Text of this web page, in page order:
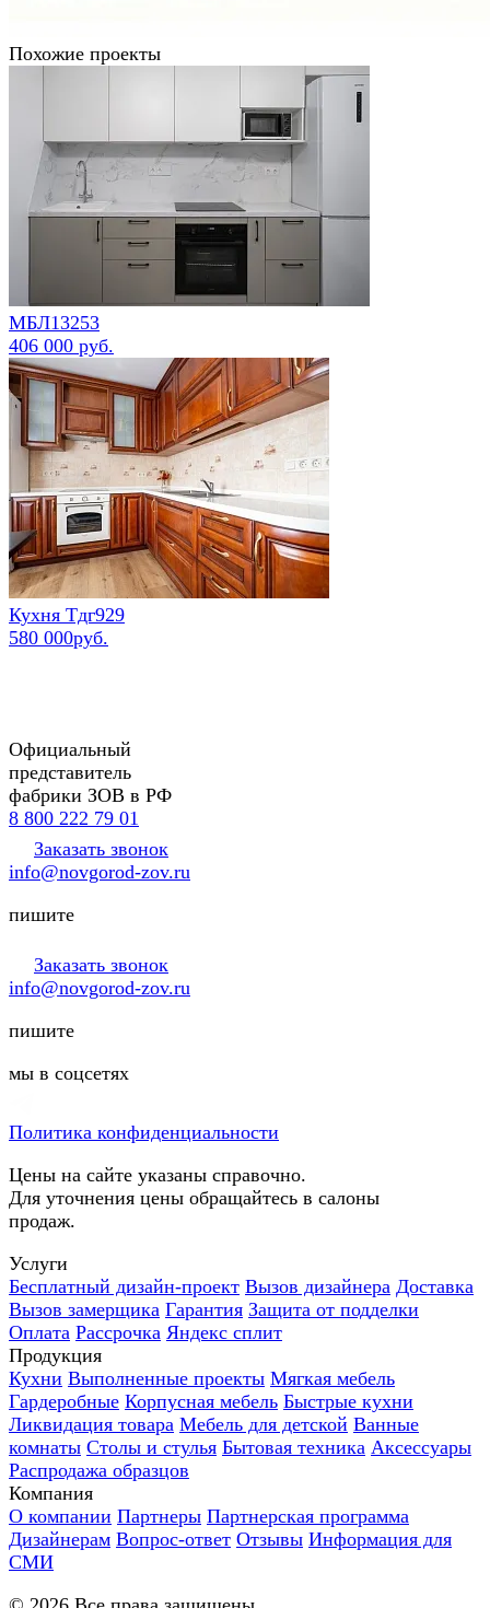
Похожие проекты
МБЛ13253
406 000 руб.
Кухня Тдг929
580 000руб.
Официальный
представитель
фабрики ЗОВ в РФ
8 800 222 79 01
Заказать звонок
info@novgorod-zov.ru
пишите
Заказать звонок
info@novgorod-zov.ru
пишите
мы в соцсетях
Политика конфиденциальности
Цены на сайте указаны справочно.
Для уточнения цены обращайтесь в салоны
продаж.
Услуги
Бесплатный дизайн-проект Вызов дизайнера Доставка
Вызов замерщика Гарантия Защита от подделки
Оплата Рассрочка Яндекс сплит
Продукция
Кухни Выполненные проекты Мягкая мебель
Гардеробные Корпусная мебель Быстрые кухни
Ликвидация товара Мебель для детской Ванные
комнаты Столы и стулья Бытовая техника Аксессуары
Распродажа образцов
Компания
О компании Партнеры Партнерская программа
Дизайнерам Вопрос-ответ Отзывы Информация для
СМИ